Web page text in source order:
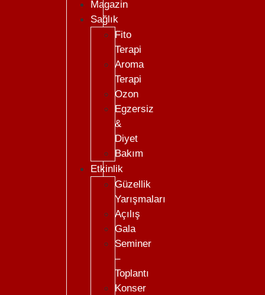
Magazin
Sağlık
Fito
Terapi
Aroma
Terapi
Ozon
Egzersiz
&
Diyet
Bakım
Etkinlik
Güzellik
Yarışmaları
Açılış
Gala
Seminer
–
Toplantı
Konser